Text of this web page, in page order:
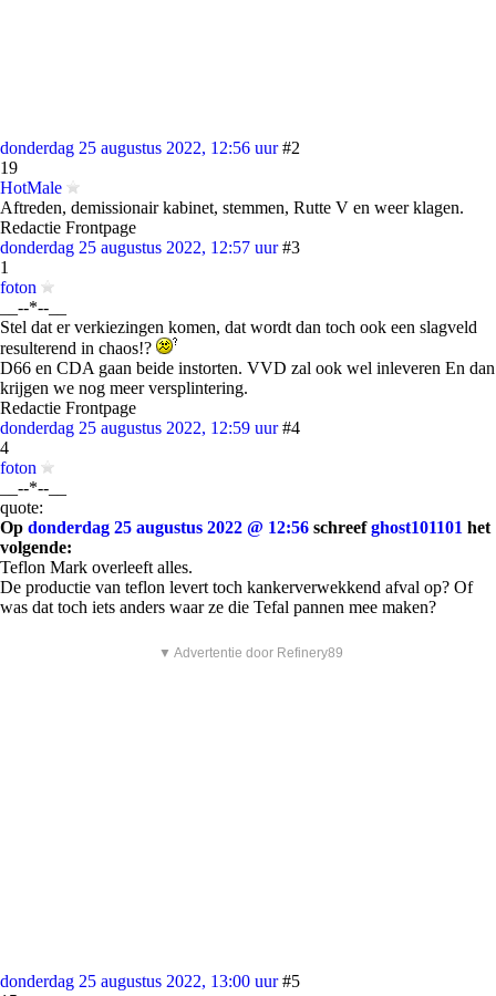
donderdag 25 augustus 2022, 12:56 uur #2
19
HotMale
Aftreden, demissionair kabinet, stemmen, Rutte V en weer klagen.
Redactie Frontpage
donderdag 25 augustus 2022, 12:57 uur #3
1
foton
__--*--__
Stel dat er verkiezingen komen, dat wordt dan toch ook een slagveld
resulterend in chaos!?
D66 en CDA gaan beide instorten. VVD zal ook wel inleveren En dan
krijgen we nog meer versplintering.
Redactie Frontpage
donderdag 25 augustus 2022, 12:59 uur #4
4
foton
__--*--__
quote:
Op donderdag 25 augustus 2022 @ 12:56 schreefghost101101 het
volgende:
Teflon Mark overleeft alles.
De productie van teflon levert toch kankerverwekkend afval op? Of
was dat toch iets anders waar ze die Tefal pannen mee maken?
▼ Advertentie door Refinery89
donderdag 25 augustus 2022, 13:00 uur #5